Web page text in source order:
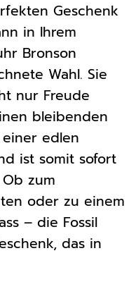
Geschenk
in Ihrem
Bronson
Wahl. Sie
nur Freude
bleibenden
edlen
ist somit sofort
zum
oder zu einem
– die Fossil
das in